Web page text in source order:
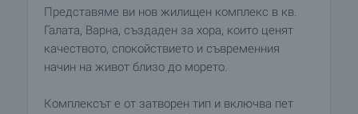
Представяме ви нов жилищен комплекс в кв.
Галата, Варна, създаден за хора, които ценят
качеството, спокойствието и съвременния
начин на живот близо до морето.
Комплексът е от затворен тип и включва пет